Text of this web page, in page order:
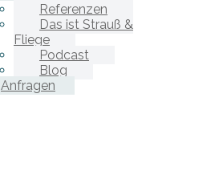
Referenzen
Das ist Strauß &
Fliege
Podcast
Blog
Anfragen